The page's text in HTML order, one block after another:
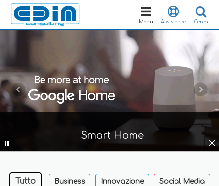
Cerca
Assistenza
Toggle
navigation
Menu
Smart Home
Tutto Business Innovazione Social Media